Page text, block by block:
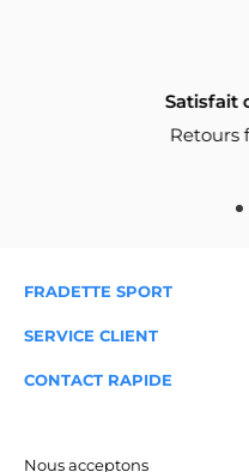
Satisfait
Retours
FRADETTE SPORT
SERVICE CLIENT
CONTACT RAPIDE
✉️info@fradettesport.com
Nous acceptons